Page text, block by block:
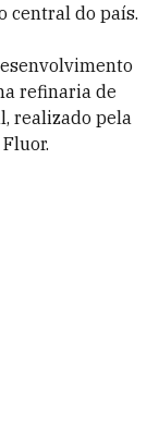
central do país.
refinaria de
realizado pela